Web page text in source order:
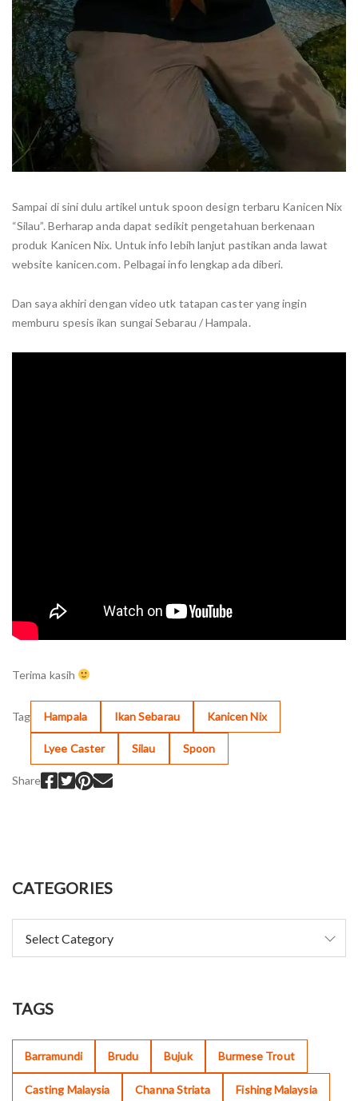
Sampai di sini dulu artikel untuk spoon design terbaru Kanicen Nix
“Silau”. Berharap anda dapat sedikit pengetahuan berkenaan
produk Kanicen Nix. Untuk info lebih lanjut pastikan anda lawat
website kanicen.com. Pelbagai info lengkap ada diberi.
Dan saya akhiri dengan video utk tatapan caster yang ingin
memburu spesis ikan sungai Sebarau / Hampala.
Terima kasih
Tag Hampala Ikan Sebarau Kanicen Nix
Lyee Caster Silau Spoon
Share
CATEGORIES
TAGS
Barramundi Brudu Bujuk Burmese Trout
Casting Malaysia Channa Striata Fishing Malaysia